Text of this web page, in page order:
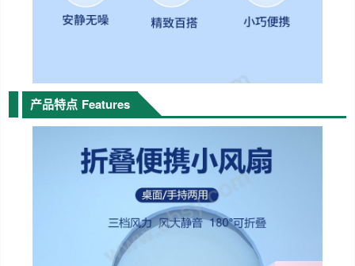
产品特点 Features